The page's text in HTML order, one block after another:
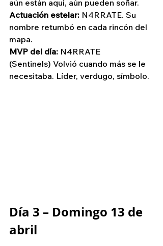
aún están aquí, aún pueden soñar.
Actuación estelar: N4RRATE. Su
nombre retumbó en cada rincón del
mapa.
MVP del día: N4RRATE
(Sentinels) Volvió cuando más se le
necesitaba. Líder, verdugo, símbolo.
Día 3 – Domingo 13 de
abril